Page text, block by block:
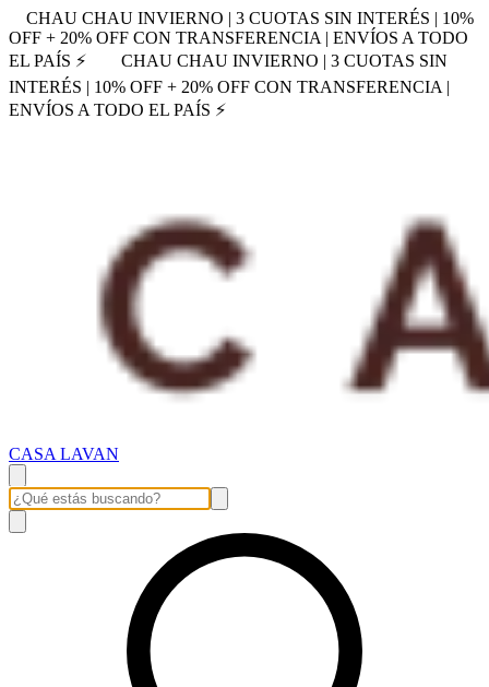
CHAU CHAU INVIERNO | 3 CUOTAS SIN INTERÉS | 10%
OFF + 20% OFF CON TRANSFERENCIA | ENVÍOS A TODO
EL PAÍS ⚡
CHAU CHAU INVIERNO | 3 CUOTAS SIN
INTERÉS | 10% OFF + 20% OFF CON TRANSFERENCIA |
ENVÍOS A TODO EL PAÍS ⚡
CASA LAVAN